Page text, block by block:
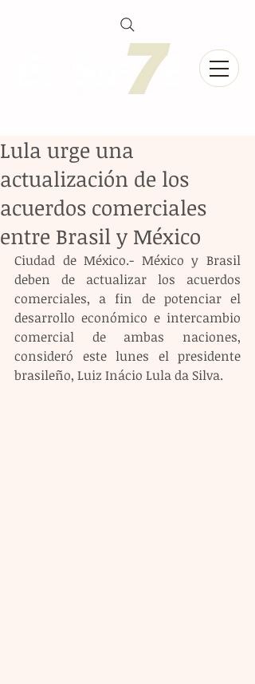
Lula urge una
actualización de los
acuerdos comerciales
entre Brasil y México
Ciudad de México.- México y Brasil
deben de actualizar los acuerdos
comerciales, a fin de potenciar el
desarrollo económico e intercambio
comercial de ambas naciones,
consideró este lunes el presidente
brasileño, Luiz Inácio Lula da Silva.